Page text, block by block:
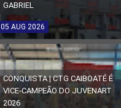
GABRIEL
05 AUG 2026
CONQUISTA | CTG CAIBOATÉ É
VICE-CAMPEÃO DO JUVENART
2026